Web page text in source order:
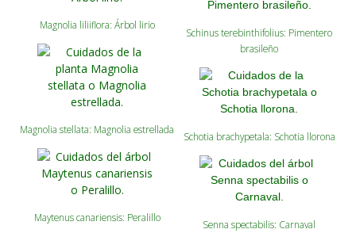
Magnolia liliiflora: Árbol lirio
Magnolia stellata: Magnolia estrellada
Maytenus canariensis: Peralillo
Schinus terebinthifolius: Pimentero
brasileño
Schotia brachypetala: Schotia llorona
Senna spectabilis: Carnaval